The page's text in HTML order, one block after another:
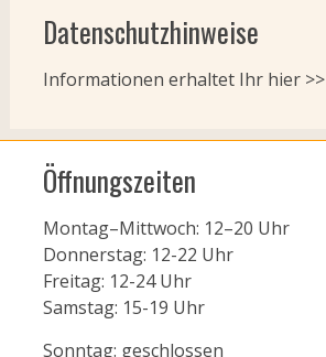
Datenschutzhinweise
Informationen erhaltet Ihr hier >>
Öffnungszeiten
Montag–Mittwoch: 12–20 Uhr
Donnerstag: 12-22 Uhr
Freitag: 12-24 Uhr
Samstag: 15-19 Uhr
Sonntag: geschlossen